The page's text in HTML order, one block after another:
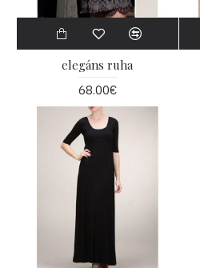
elegáns ruha
68.00€